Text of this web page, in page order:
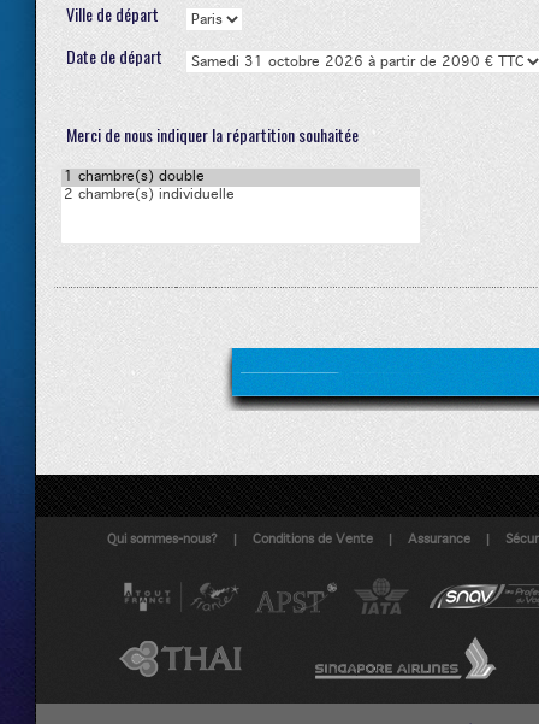
Ville de départ
Date de départ
Merci de nous indiquer la répartition souhaitée
Qui sommes-nous? | Conditions de Vente | Assurance |